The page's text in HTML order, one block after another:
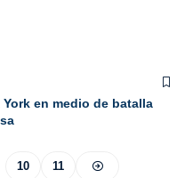
en medio de batalla
10 11